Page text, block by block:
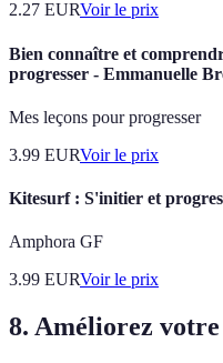
2.27 EURVoir le prix
Bien connaître et
progresser - Emmanuelle
Mes leçons pour progresser
3.99 EURVoir le prix
Kitesurf : S'initier et
Amphora GF
3.99 EURVoir le prix
8. Améliorez